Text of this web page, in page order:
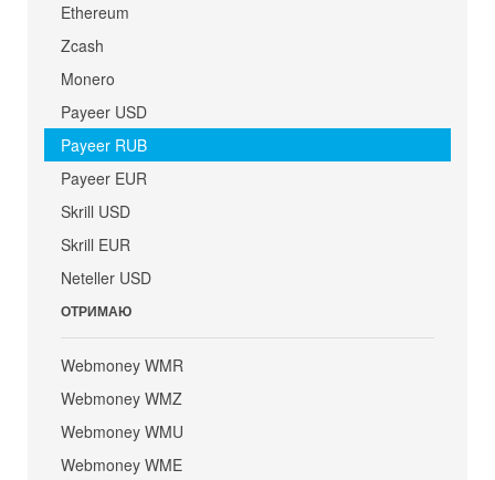
Ethereum
Zcash
Monero
Payeer USD
Payeer RUB
Payeer EUR
Skrill USD
Skrill EUR
Neteller USD
ОТРИМАЮ
Webmoney WMR
Webmoney WMZ
Webmoney WMU
Webmoney WME